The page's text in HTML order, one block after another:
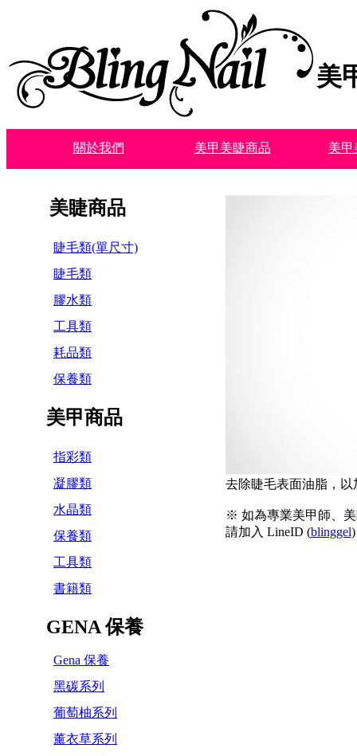
美
關於我們 美甲美睫商品 美甲
美睫商品
睫毛類(單尺寸)
睫毛類
膠水類
工具類
耗品類
保養類
美甲商品
指彩類
凝膠類
水晶類
保養類
工具類
書籍類
GENA 保養
Gena 保養
黑碳系列
葡萄柚系列
薰衣草系列
去除睫毛表面油脂，
※ 如為專業美甲師、
請加入 LineID (blinggel)